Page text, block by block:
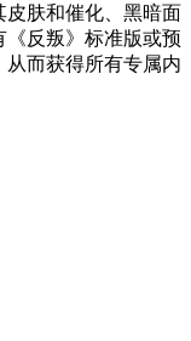
皮肤和催化、黑暗面
反叛》标准版或预
从而获得所有专属内